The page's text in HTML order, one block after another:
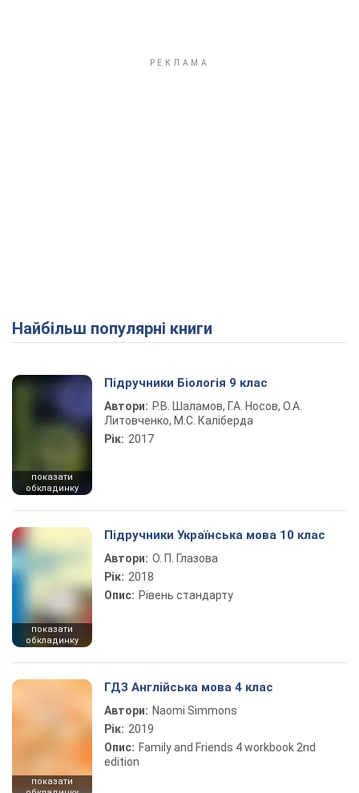
Найбільш популярні книги
показати
обкладинку
Підручники Біологія 9 клас
Автори: Р.В. Шаламов, Г.А. Носов, О.А.
Литовченко, М.С. Каліберда
Рік: 2017
показати
обкладинку
Підручники Українська мова 10 клас
Автори: О. П. Глазова
Рік: 2018
Опис: Рівень стандарту
показати
ГДЗ Англійська мова 4 клас
Автори: Naomi Simmons
Рік: 2019
Опис: Family and Friends 4 workbook 2nd
edition